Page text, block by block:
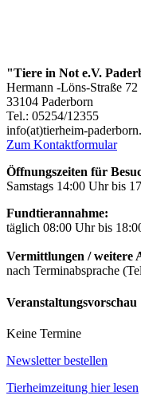
"Tiere in Not e.V.
Hermann -Löns-Straße 72
33104 Paderborn
Tel.: 05254/12355
info(at)tierheim-
Zum Kontaktformular
Öffnungszeiten für
Samstags 14:00 Uhr bis
Fundtierannahme:
täglich 08:00 Uhr bis
Vermittlungen / weitere
nach Terminabsprache
Veranstaltungsvorschau
Keine Termine
Newsletter bestellen
Tierheimzeitung hier lesen